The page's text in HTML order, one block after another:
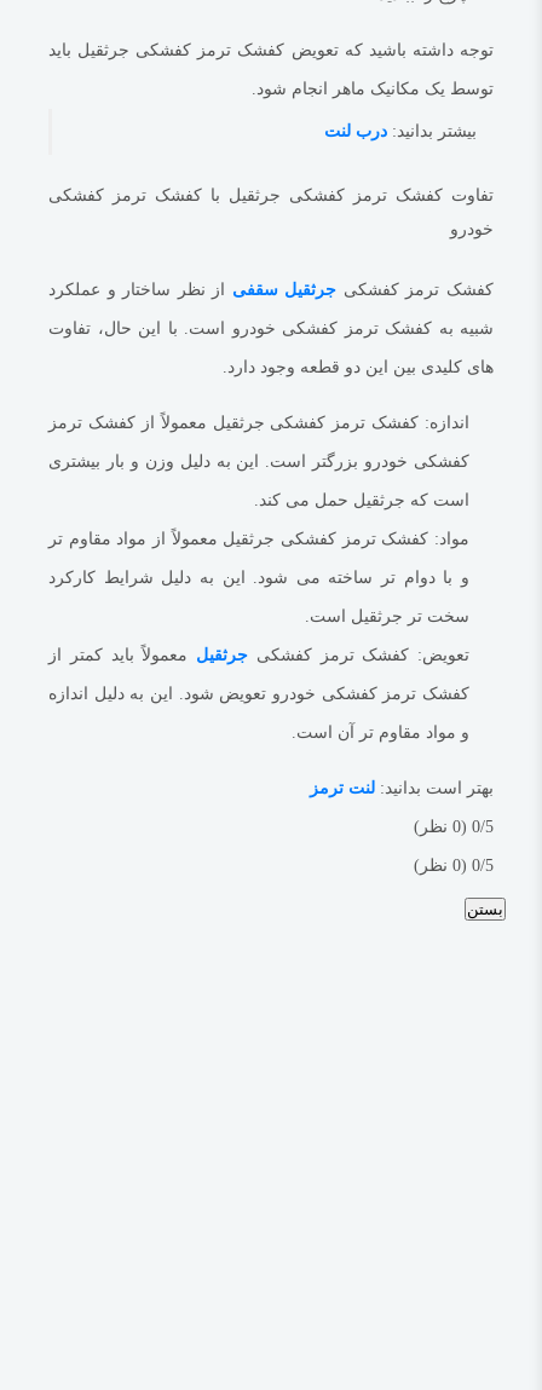
توجه داشته باشید که تعویض کفشک ترمز کفشکی جرثقیل باید
توسط یک مکانیک ماهر انجام شود.
بیشتر بدانید: درب لنت
تفاوت کفشک ترمز کفشکی جرثقیل با کفشک ترمز کفشکی
خودرو
کفشک ترمز کفشکی جرثقیل سقفی از نظر ساختار و عملکرد
شبیه به کفشک ترمز کفشکی خودرو است. با این حال، تفاوت
های کلیدی بین این دو قطعه وجود دارد.
اندازه: کفشک ترمز کفشکی جرثقیل معمولاً از کفشک ترمز
کفشکی خودرو بزرگتر است. این به دلیل وزن و بار بیشتری
است که جرثقیل حمل می کند.
مواد: کفشک ترمز کفشکی جرثقیل معمولاً از مواد مقاوم تر
و با دوام تر ساخته می شود. این به دلیل شرایط کارکرد
سخت تر جرثقیل است.
تعویض: کفشک ترمز کفشکی جرثقیل معمولاً باید کمتر از
کفشک ترمز کفشکی خودرو تعویض شود. این به دلیل اندازه
و مواد مقاوم تر آن است.
بهتر است بدانید: لنت ترمز
‫0/5 ‫(0 نظر)
‫0/5 ‫(0 نظر)
بستن